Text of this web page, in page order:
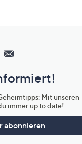
Mit unseren
immer up to date!
abonnieren